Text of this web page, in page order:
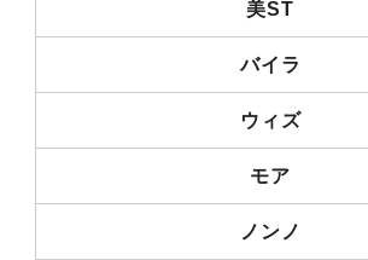
美ST
バイラ
ウィズ
モア
ノンノ